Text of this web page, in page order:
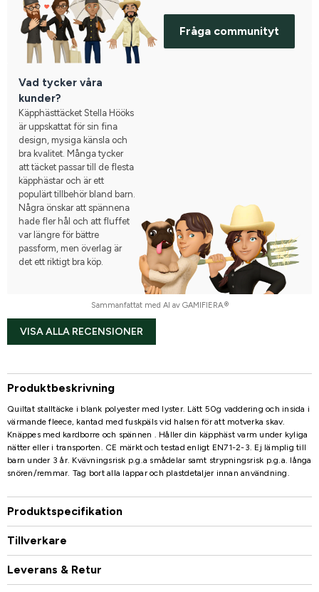
Fråga communityt
Vad tycker våra
kunder?
Käpphästtäcket Stella Hööks
är uppskattat för sin fina
design, mysiga känsla och
bra kvalitet. Många tycker
att täcket passar till de flesta
käpphästar och är ett
populärt tillbehör bland barn.
Några önskar att spännena
hade fler hål och att fluffet
var längre för bättre
passform, men överlag är
det ett riktigt bra köp.
Sammanfattat med AI av GAMIFIERA.®
VISA ALLA RECENSIONER
Produktbeskrivning
Quiltat stalltäcke i blank polyester med lyster. Lätt 50g vaddering och insida i
värmande fleece, kantad med fuskpäls vid halsen för att motverka skav.
Knäppes med kardborre och spännen . Håller din käpphäst varm under kyliga
nätter eller i transporten. CE märkt och testad enligt EN71-2-3. Ej lämplig till
barn under 3 år. Kvävningsrisk p.g.a smådelar samt strypningsrisk p.g.a. långa
snören/remmar. Tag bort alla lappar och plastdetaljer innan användning.
Produktspecifikation
Tillverkare
Leverans & Retur